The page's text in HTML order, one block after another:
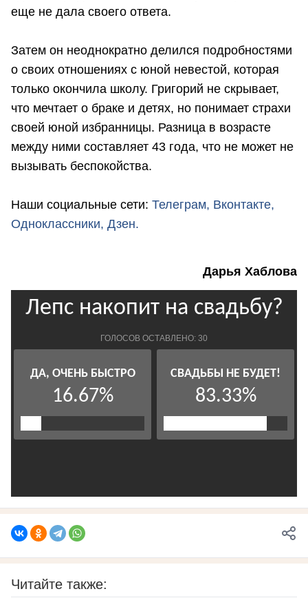
еще не дала своего ответа.
Затем он неоднократно делился подробностями
о своих отношениях с юной невестой, которая
только окончила школу. Григорий не скрывает,
что мечтает о браке и детях, но понимает страхи
своей юной избранницы. Разница в возрасте
между ними составляет 43 года, что не может не
вызывать беспокойства.
Наши социальные сети: Телеграм, Вконтакте,
Одноклассники, Дзен.
Дарья Хаблова
Читайте также: